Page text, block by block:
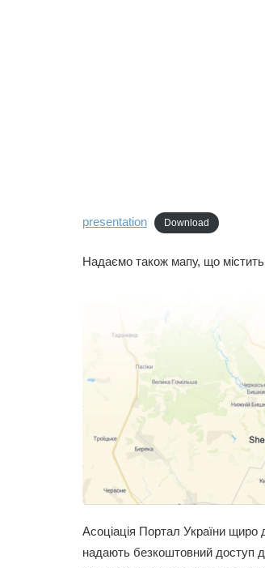
presentation Download
Надаємо також мапу, що містить
Асоціація Портал України щиро
надають безкоштовний доступ